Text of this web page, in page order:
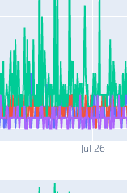
Jul 26